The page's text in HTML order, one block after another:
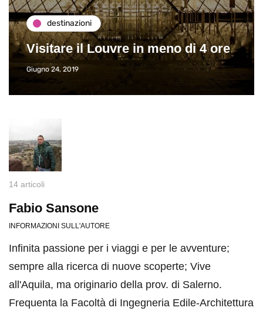
destinazioni
Visitare il Louvre in meno di 4 ore
Giugno 24, 2019
14 articoli
Fabio Sansone
INFORMAZIONI SULL'AUTORE
Infinita passione per i viaggi e per le avventure;
sempre alla ricerca di nuove scoperte; Vive
all'Aquila, ma originario della prov. di Salerno.
Frequenta la Facoltà di Ingegneria Edile-Architettura